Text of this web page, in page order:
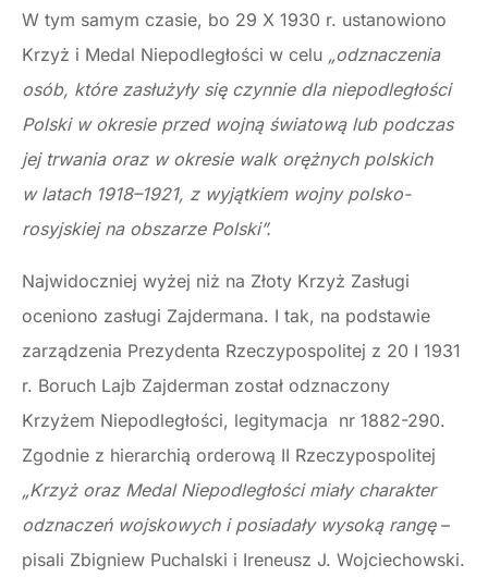
W tym samym czasie, bo 29 X 1930 r. ustanowiono
Krzyż i Medal Niepodległości w celu „odznaczenia
osób, które zasłużyły się czynnie dla niepodległości
Polski w okresie przed wojną światową lub podczas
jej trwania oraz w okresie walk orężnych polskich
w latach 1918–1921, z wyjątkiem wojny polsko-
rosyjskiej na obszarze Polski”.
Najwidoczniej wyżej niż na Złoty Krzyż Zasługi
oceniono zasługi Zajdermana. I tak, na podstawie
zarządzenia Prezydenta Rzeczypospolitej z 20 I 1931
r. Boruch Lajb Zajderman został odznaczony
Krzyżem Niepodległości, legitymacja nr 1882-290.
Zgodnie z hierarchią orderową II Rzeczypospolitej
„Krzyż oraz Medal Niepodległości miały charakter
odznaczeń wojskowych i posiadały wysoką rangę –
pisali Zbigniew Puchalski i Ireneusz J. Wojciechowski.